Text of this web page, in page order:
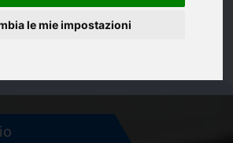
le mie impostazioni
Loading...